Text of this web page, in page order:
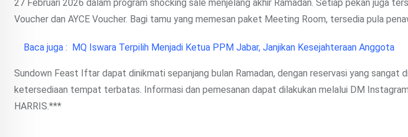
27 Februari 2026 dalam program shocking sale menjelang akhir Ramadan. Setiap pekan juga
Voucher dan AYCE Voucher. Bagi tamu yang memesan paket Meeting Room, tersedia pula
Baca juga : MQ Iswara Terpilih Menjadi Ketua PPM Jabar, Janjikan Kesejahteraan Anggota
Sundown Feast Iftar dapat dinikmati sepanjang bulan Ramadan, dengan reservasi yang sangat
ketersediaan tempat terbatas. Informasi dan pemesanan dapat dilakukan melalui DM
HARRIS.***